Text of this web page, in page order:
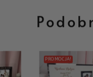
PROMOCJA!